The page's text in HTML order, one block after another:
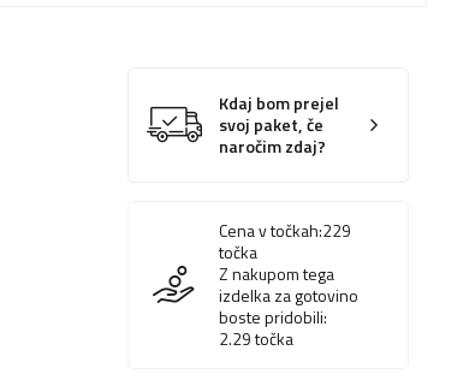
Kdaj bom prejel
svoj paket, če
naročim zdaj?
Cena v točkah:229
točka
Z nakupom tega
izdelka za gotovino
boste pridobili:
2.29točka